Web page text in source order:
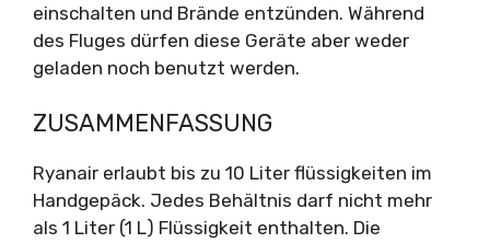
einschalten und Brände entzünden. Während
des Fluges dürfen diese Geräte aber weder
geladen noch benutzt werden.
ZUSAMMENFASSUNG
Ryanair erlaubt bis zu 10 Liter flüssigkeiten im
Handgepäck. Jedes Behältnis darf nicht mehr
als 1 Liter (1 L) Flüssigkeit enthalten. Die